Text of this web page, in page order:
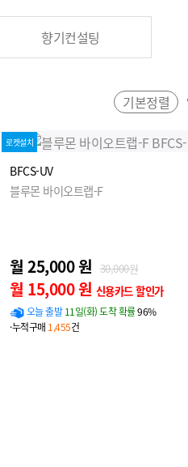
향기컨설팅
기본정렬
로켓설치
BFCS-UV
블루몬 바이오트랩-F
월 25,000 원 30,000원
월 15,000 원 신용카드 할인가
오늘 출발 11일(화) 도착 확률96%
·누적구매 1,455건